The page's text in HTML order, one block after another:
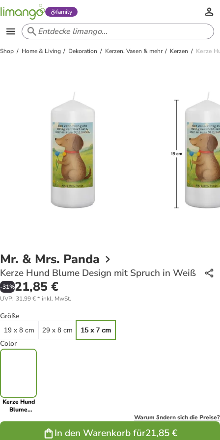
family
Shop Home & Living Dekoration Kerzen, Vasen & mehr Kerzen Kerze
Mr. & Mrs. Panda
Kerze Hund Blume Design mit Spruch in Weiß
-31%21,85 €
UVP: 31,99 €* inkl. MwSt.
Größe
19 x 8 cm 29 x 8 cm 15 x 7 cm
Color
Kerze Hund
Blume
Warum ändern sich die Preise?
In den Warenkorb für21,85 €